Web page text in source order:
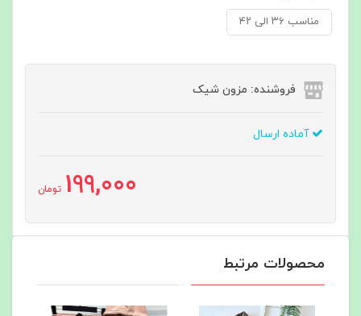
مناسب ۳۶ الی ۴۲
فروشنده: مزون شیک
آماده ارسال
199,000 تومان
محصولات مرتبط